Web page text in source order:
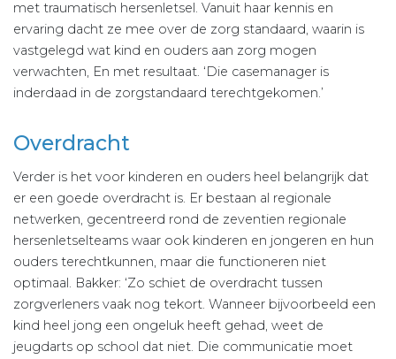
met traumatisch hersenletsel. Vanuit haar kennis en
ervaring dacht ze mee over de zorg standaard, waarin is
vastgelegd wat kind en ouders aan zorg mogen
verwachten, En met resultaat. ‘Die casemanager is
inderdaad in de zorgstandaard terechtgekomen.’
Overdracht
Verder is het voor kinderen en ouders heel belangrijk dat
er een goede overdracht is. Er bestaan al regionale
netwerken, gecentreerd rond de zeventien regionale
hersenletselteams waar ook kinderen en jongeren en hun
ouders terechtkunnen, maar die functioneren niet
optimaal. Bakker: ‘Zo schiet de overdracht tussen
zorgverleners vaak nog tekort. Wanneer bijvoorbeeld een
kind heel jong een ongeluk heeft gehad, weet de
jeugdarts op school dat niet. Die communicatie moet